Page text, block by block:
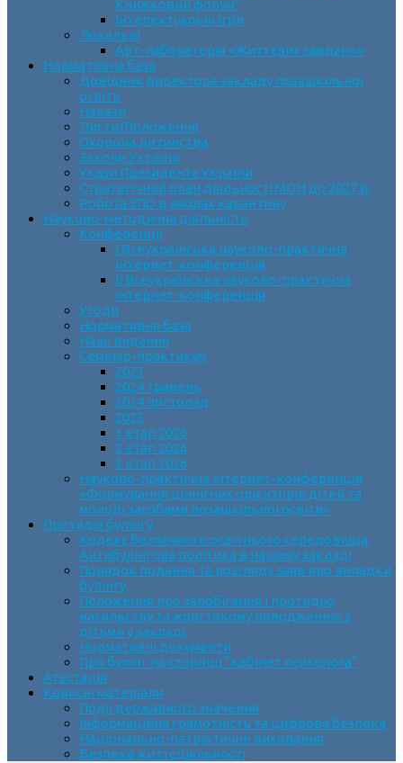
Книжковий форум”
Інтелектуальні ігри
Локальні
Арт-лабораторія «Життєвих завдань»
Нормативна база
Довідник директора закладу позашкільної
освіти
Накази
Листи/Положення
Охорона дитинства
Закони України
Укази Президента України
Стратегічний план діяльності МОН до 2027 р.
Робота ЗПО в умовах карантину
Науково-методична діяльність
Конференції
І Всеукраїнська науково-практична
інтернет-конференція
ІІ Всеукраїнська науково-практична
інтернет-конференція
Угоди
Нормативна база
Наші видання
Семінар-практикум
2023
2024 травень
2024 листопад
2025
1 етап 2026
2 етап 2026
3 етап 2026
Науково-практична інтернет-конференція
«Формування ціннісних орієнтирів дітей та
молоді засобами позашкільної освіти»
Протидія булінгу
Кодекс безпечного освітнього середовища.
Антибулінгова політика в нашому закладі
Порядок подання та розгляду заяв про випадки
булінгу
Положення про запобігання і протидію
насильству та жорстокому поводженню з
дітьми у закладі
Нормативні документи
Про булінг на сторінці “Кабінет психолога”
Атестація
Корисні матеріали
Події державного значення
Інформаційна грамотність та цифрова безпека
Національно-патріотичне виховання
Безпека життєдіяльності